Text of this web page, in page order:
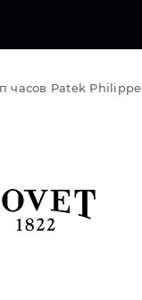
часов Patek Philippe